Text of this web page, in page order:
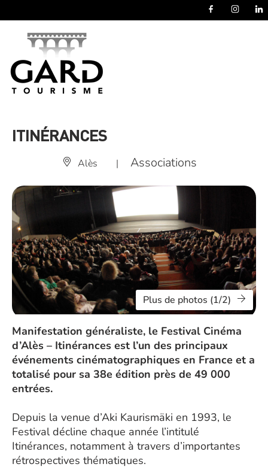
ITINÉRANCES
Alès | Associations
Plus de photos (1/2)
Manifestation généraliste, le Festival Cinéma
d’Alès – Itinérances est l’un des principaux
événements cinématographiques en France et a
totalisé pour sa 38e édition près de 49 000
entrées.
Depuis la venue d’Aki Kaurismäki en 1993, le
Festival décline chaque année l’intitulé
Itinérances, notamment à travers d’importantes
rétrospectives thématiques.